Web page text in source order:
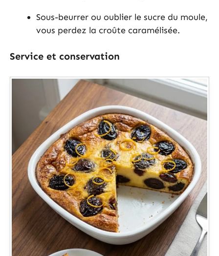
Sous-beurrer ou oublier le sucre du moule,
vous perdez la croûte caramélisée.
Service et conservation